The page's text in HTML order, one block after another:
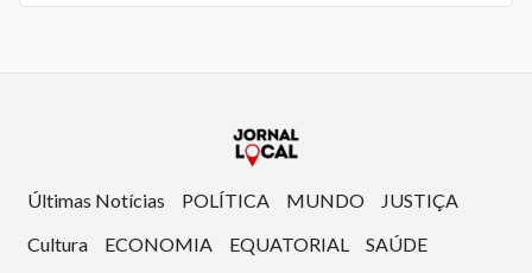
Últimas Notícias POLÍTICA MUNDO
JUSTIÇA
Cultura
ECONOMIA EQUATORIAL SAÚDE